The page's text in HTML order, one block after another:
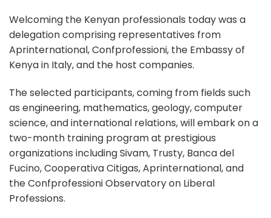
Welcoming the Kenyan professionals today was a
delegation comprising representatives from
Aprinternational, Confprofessioni, the Embassy of
Kenya in Italy, and the host companies.
The selected participants, coming from fields such
as engineering, mathematics, geology, computer
science, and international relations, will embark on a
two-month training program at prestigious
organizations including Sivam, Trusty, Banca del
Fucino, Cooperativa Citigas, Aprinternational, and
the Confprofessioni Observatory on Liberal
Professions.